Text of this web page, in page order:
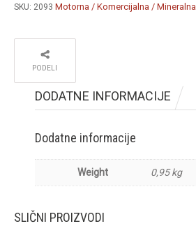
SKU: 2093 Motorna / Komercijalna / Mineralna
PODELI
DODATNE INFORMACIJE
Dodatne informacije
Weight 0,95 kg
SLIČNI PROIZVODI